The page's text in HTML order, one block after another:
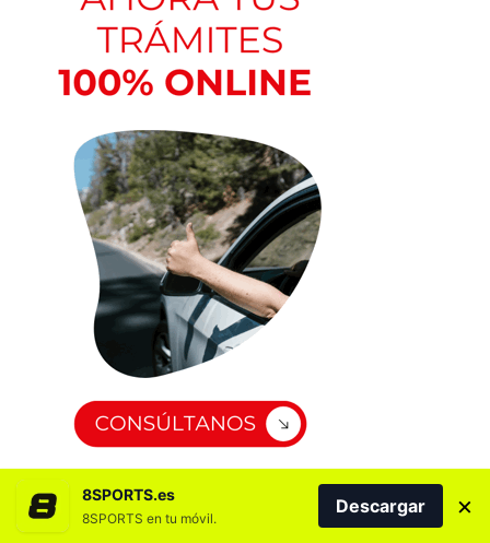
8SPORTS.es
8SPORTS en tu móvil.
Descargar ×